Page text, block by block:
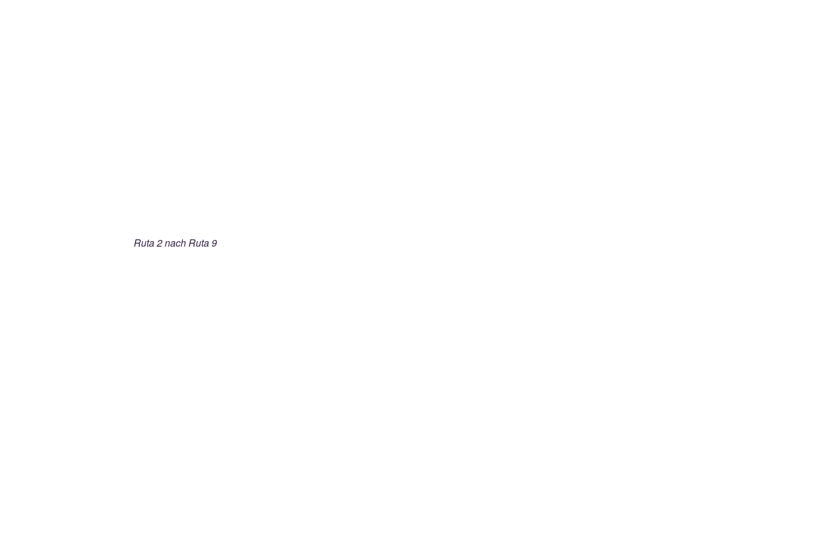
Ruta 2 nach Ruta 9